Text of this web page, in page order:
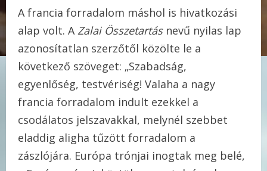
A francia forradalom máshol is hivatkozási
alap volt. AZalai Összetartás nevű nyilas lap
azonosítatlan szerzőtől közölte le a
következő szöveget: „Szabadság,
egyenlőség, testvériség! Valaha a nagy
francia forradalom indult ezekkel a
csodálatos jelszavakkal, melynél szebbet
eladdig aligha tűzött forradalom a
zászlójára. Európa trónjai inogtak meg belé,